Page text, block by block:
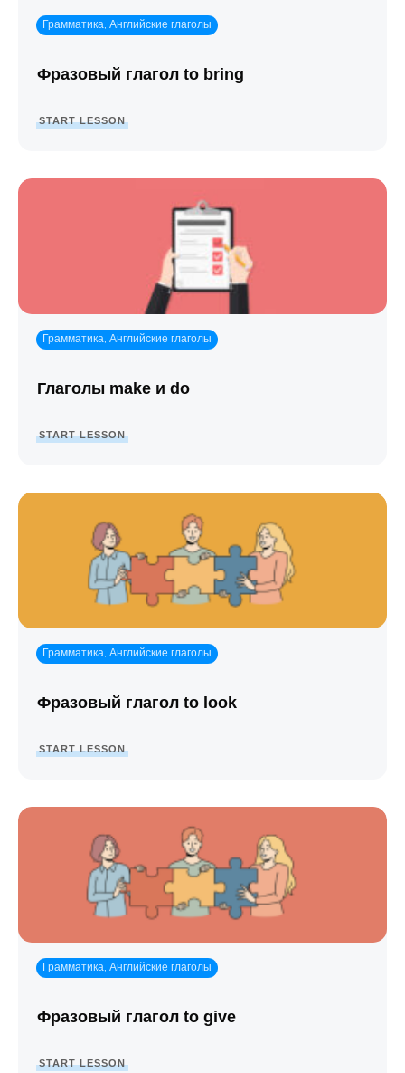
Грамматика, Английские глаголы
Фразовый глагол to bring
START LESSON
Грамматика, Английские глаголы
Глаголы make и do
START LESSON
Грамматика, Английские глаголы
Фразовый глагол to look
START LESSON
Грамматика, Английские глаголы
Фразовый глагол to give
START LESSON